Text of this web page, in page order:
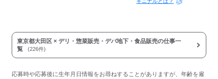
東京都大田区 × デリ・惣菜販売・デパ地下・食品販売の仕事一
覧
(226件)
応募時や応募後に生年月日情報をお尋ねすることがありますが、年齢を雇